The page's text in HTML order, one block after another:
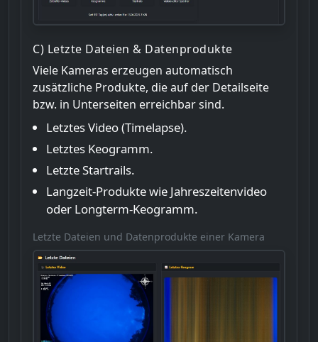
C) Letzte Dateien & Datenprodukte
Viele Kameras erzeugen automatisch
zusätzliche Produkte, die auf der Detailseite
bzw. in Unterseiten erreichbar sind.
Letztes Video (Timelapse).
Letztes Keogramm.
Letzte Startrails.
Langzeit-Produkte wie Jahreszeitenvideo
oder Longterm-Keogramm.
Letzte Dateien und Datenprodukte einer Kamera